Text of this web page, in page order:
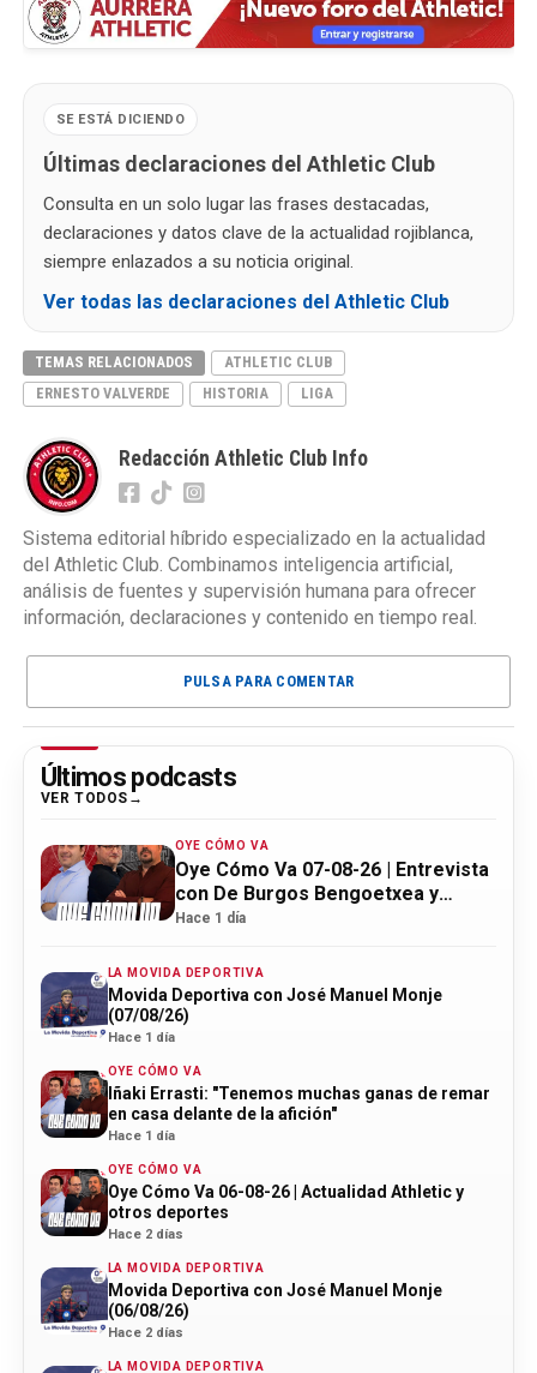
SE ESTÁ DICIENDO
Últimas declaraciones del Athletic Club
Consulta en un solo lugar las frases destacadas,
declaraciones y datos clave de la actualidad rojiblanca,
siempre enlazados a su noticia original.
Ver todas las declaraciones del Athletic Club
TEMAS RELACIONADOS
ATHLETIC CLUB
ERNESTO VALVERDE
HISTORIA LIGA
Redacción Athletic Club Info
Sistema editorial híbrido especializado en la actualidad
del Athletic Club. Combinamos inteligencia artificial,
análisis de fuentes y supervisión humana para ofrecer
información, declaraciones y contenido en tiempo real.
PULSA PARA COMENTAR
Últimos podcasts
VER TODOS
OYE CÓMO VA
Oye Cómo Va 07-08-26 | Entrevista
con De Burgos Bengoetxea y
actualidad Athletic
Hace 1 día
LA MOVIDA DEPORTIVA
Movida Deportiva con José Manuel Monje
(07/08/26)
Hace 1 día
OYE CÓMO VA
Iñaki Errasti: "Tenemos muchas ganas de remar
en casa delante de la afición"
Hace 1 día
OYE CÓMO VA
Oye Cómo Va 06-08-26 | Actualidad Athletic y
otros deportes
Hace 2 días
LA MOVIDA DEPORTIVA
Movida Deportiva con José Manuel Monje
(06/08/26)
Hace 2 días
LA MOVIDA DEPORTIVA